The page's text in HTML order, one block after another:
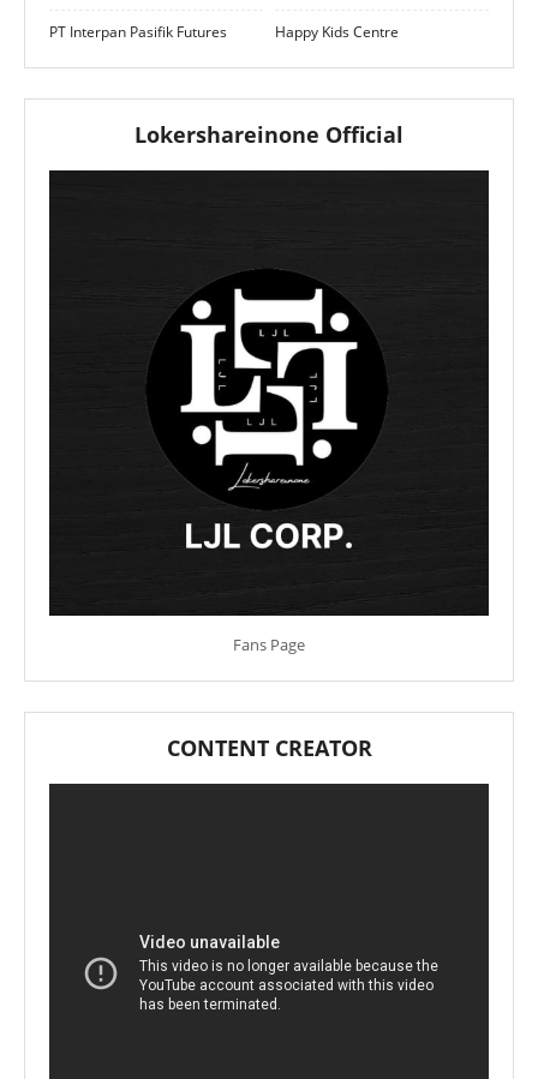
PT Interpan Pasifik Futures Happy Kids Centre
Lokershareinone Official
Fans Page
CONTENT CREATOR